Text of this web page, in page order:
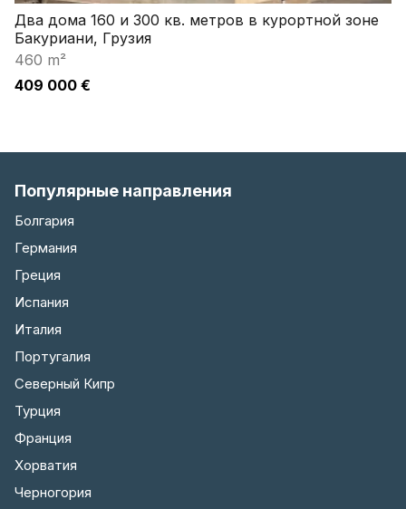
Два дома 160 и 300 кв. метров в курортной зоне
Бакуриани, Грузия
460 m²
409 000 €
Популярные направления
Болгария
Германия
Греция
Испания
Италия
Португалия
Северный Кипр
Турция
Франция
Хорватия
Черногория